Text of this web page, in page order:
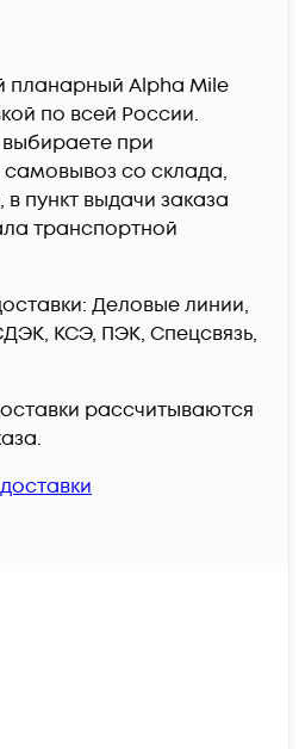
планарный Alpha Mile
по всей России.
при
со склада,
пункт выдачи заказа
транспортной
Деловые линии,
КСЭ, ПЭК, Спецсвязь,
рассчитываются